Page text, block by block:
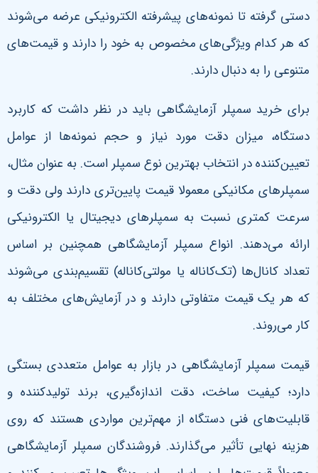
دستی گرفته تا نمونه‌های پیشرفته الکترونیکی عرضه می‌شوند
که هر کدام ویژگی‌های مخصوص به خود را دارند و قیمت‌های
متنوعی را به دنبال دارند.
برای خرید سمپلر آزمایشگاهی باید در نظر داشت که کاربرد
دستگاه، میزان دقت مورد نیاز و حجم نمونه‌ها از عوامل
تعیین‌کننده در انتخاب بهترین نوع سمپلر است. به عنوان مثال،
سمپلرهای مکانیکی معمولا قیمت پایین‌تری دارند ولی دقت و
سرعت کمتری نسبت به سمپلرهای دیجیتال یا الکترونیکی
ارائه می‌دهند. انواع سمپلر آزمایشگاهی همچنین بر اساس
تعداد کانال‌ها (تک‌کاناله یا مولتی‌کاناله) تقسیم‌بندی می‌شوند
که هر یک قیمت متفاوتی دارند و در آزمایش‌های مختلف به
کار می‌روند.
قیمت سمپلر آزمایشگاهی در بازار به عوامل متعددی بستگی
دارد؛ کیفیت ساخت، دقت اندازه‌گیری، برند تولیدکننده و
قابلیت‌های فنی دستگاه از مهم‌ترین مواردی هستند که روی
هزینه نهایی تأثیر می‌گذارند. فروشندگان سمپلر آزمایشگاهی